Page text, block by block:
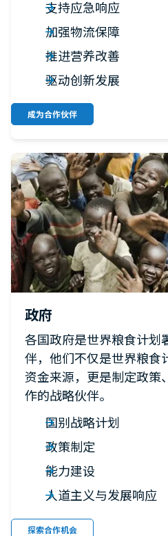
支持应急响应
加强物流保障
推进营养改善
驱动创新发展
成为合作伙伴
政府
各国政府是世界粮食计划
伴，他们不仅是世界粮食
资金来源，更是制定政策
作的战略伙伴。
国别战略计划
政策制定
能力建设
人道主义与发展响应
探索合作机会